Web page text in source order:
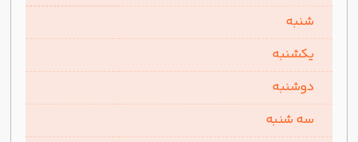
شنبه
یکشنبه
دوشنبه
سه شنبه